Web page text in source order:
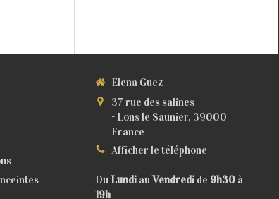
Elena Guez
37 rue des salines
- Lons le Saunier, 39000
France
Afficher le téléphone
Du LundiauVendredide 9h30 à
19h